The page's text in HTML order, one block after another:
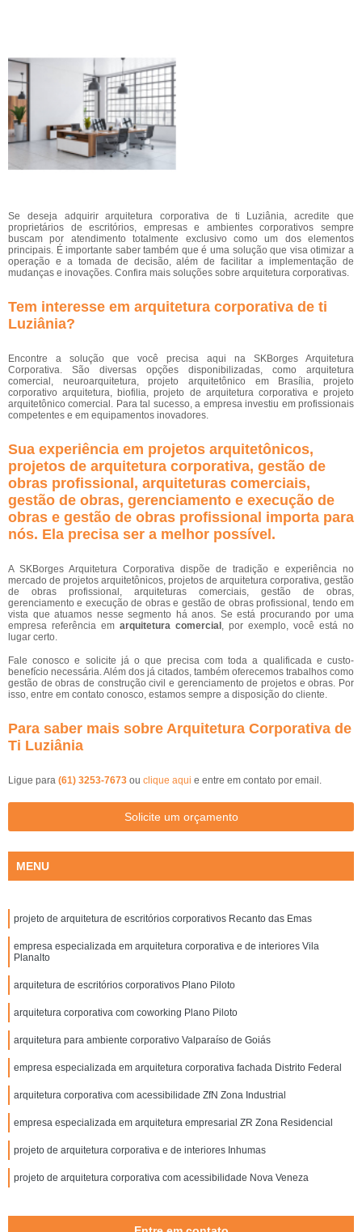
Se deseja adquirir arquitetura corporativa de ti Luziânia, acredite que
proprietários de escritórios, empresas e ambientes corporativos sempre
buscam por atendimento totalmente exclusivo como um dos elementos
principais. É importante saber também que é uma solução que visa otimizar a
operação e a tomada de decisão, além de facilitar a implementação de
mudanças e inovações. Confira mais soluções sobre arquitetura corporativas.
Tem interesse em arquitetura corporativa de ti
Luziânia?
Encontre a solução que você precisa aqui na SKBorges Arquitetura
Corporativa. São diversas opções disponibilizadas, como arquitetura
comercial, neuroarquitetura, projeto arquitetônico em Brasília, projeto
corporativo arquitetura, biofilia, projeto de arquitetura corporativa e projeto
arquitetônico comercial. Para tal sucesso, a empresa investiu em profissionais
competentes e em equipamentos inovadores.
Sua experiência em projetos arquitetônicos,
projetos de arquitetura corporativa, gestão de
obras profissional, arquiteturas comerciais,
gestão de obras, gerenciamento e execução de
obras e gestão de obras profissional importa para
nós. Ela precisa ser a melhor possível.
A SKBorges Arquitetura Corporativa dispõe de tradição e experiência no
mercado de projetos arquitetônicos, projetos de arquitetura corporativa, gestão
de obras profissional, arquiteturas comerciais, gestão de obras,
gerenciamento e execução de obras e gestão de obras profissional, tendo em
vista que atuamos nesse segmento há anos. Se está procurando por uma
empresa referência em arquitetura comercial , por exemplo, você está no
lugar certo.
Fale conosco e solicite já o que precisa com toda a qualificada e custo-
benefício necessária. Além dos já citados, também oferecemos trabalhos como
gestão de obras de construção civil e gerenciamento de projetos e obras. Por
isso, entre em contato conosco, estamos sempre a disposição do cliente.
Para saber mais sobre Arquitetura Corporativa de
Ti Luziânia
Ligue para (61) 3253-7673 ou clique aqui e entre em contato por email.
Solicite um orçamento
MENU
projeto de arquitetura de escritórios corporativos Recanto das Emas
empresa especializada em arquitetura corporativa e de interiores Vila
Planalto
arquitetura de escritórios corporativos Plano Piloto
arquitetura corporativa com coworking Plano Piloto
arquitetura para ambiente corporativo Valparaíso de Goiás
empresa especializada em arquitetura corporativa fachada Distrito Federal
arquitetura corporativa com acessibilidade ZfN Zona Industrial
empresa especializada em arquitetura empresarial ZR Zona Residencial
projeto de arquitetura corporativa e de interiores Inhumas
projeto de arquitetura corporativa com acessibilidade Nova Veneza